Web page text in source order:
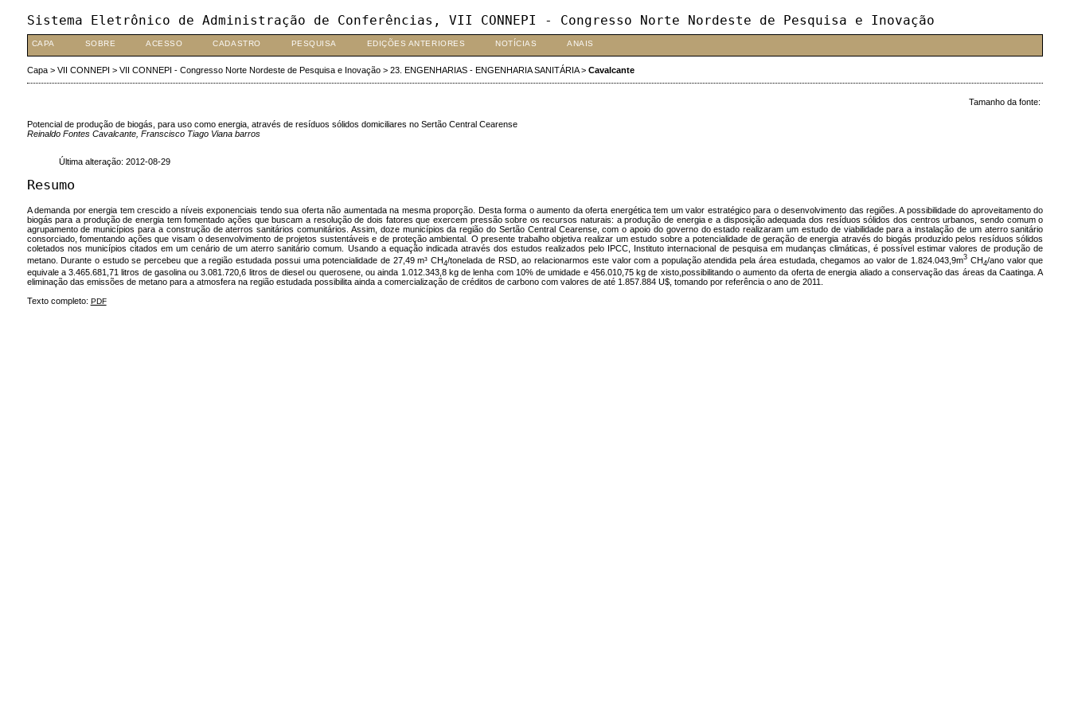
Sistema Eletrônico de Administração de Conferências, VII CONNEPI - Congresso Norte Nordeste de Pesquisa e Inovação
CAPA SOBRE ACESSO CADASTRO PESQUISA EDIÇÕES ANTERIORES NOTÍCIAS ANAIS
Capa> VII CONNEPI > VII CONNEPI - Congresso Norte Nordeste de Pesquisa e Inovação> 23. ENGENHARIAS - ENGENHARIA SANITÁRIA> Cavalcante
Tamanho da fonte:
Potencial de produção de biogás, para uso como energia, através de resíduos sólidos domiciliares no Sertão Central Cearense
Reinaldo Fontes Cavalcante, Franscisco Tiago Viana barros
Última alteração: 2012-08-29
Resumo
A demanda por energia tem crescido a níveis exponenciais tendo sua oferta não aumentada na mesma proporção. Desta forma o aumento da oferta energética tem um valor estratégico para o desenvolvimento das regiões. A possibilidade do aproveitamento do
biogás para a produção de energia tem fomentado ações que buscam a resolução de dois fatores que exercem pressão sobre os recursos naturais: a produção de energia e a disposição adequada dos resíduos sólidos dos centros urbanos, sendo comum o
agrupamento de municípios para a construção de aterros sanitários comunitários. Assim, doze municípios da região do Sertão Central Cearense, com o apoio do governo do estado realizaram um estudo de viabilidade para a instalação de um aterro sanitário
consorciado, fomentando ações que visam o desenvolvimento de projetos sustentáveis e de proteção ambiental. O presente trabalho objetiva realizar um estudo sobre a potencialidade de geração de energia através do biogás produzido pelos resíduos sólidos
coletados nos municípios citados em um cenário de um aterro sanitário comum. Usando a equação indicada através dos estudos realizados pelo IPCC, Instituto internacional de pesquisa em mudanças climáticas, é possível estimar valores de produção de
metano. Durante o estudo se percebeu que a região estudada possui uma potencialidade de 27,49 m³ CH4/tonelada de RSD, ao relacionarmos este valor com a população atendida pela área estudada, chegamos ao valor de 1.824.043,9m3 CH4/ano valor que
equivale a 3.465.681,71 litros de gasolina ou 3.081.720,6 litros de diesel ou querosene, ou ainda 1.012.343,8 kg de lenha com 10% de umidade e 456.010,75 kg de xisto,possibilitando o aumento da oferta de energia aliado a conservação das áreas da Caatinga. A
eliminação das emissões de metano para a atmosfera na região estudada possibilita ainda a comercialização de créditos de carbono com valores de até 1.857.884 U$, tomando por referência o ano de 2011.
Texto completo: PDF